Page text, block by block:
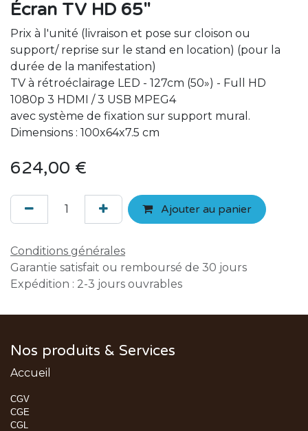
Écran TV HD 65"
Prix à l'unité (livraison et pose sur cloison ou
support/ reprise sur le stand en location) (pour la
durée de la manifestation)
TV à rétroéclairage LED - 127cm (50») - Full HD
1080p 3 HDMI / 3 USB MPEG4
avec système de fixation sur support mural.
Dimensions : 100x64x7.5 cm
624,00 €
Ajouter au panier
Conditions générales
Garantie satisfait ou remboursé de 30 jours
Expédition : 2-3 jours ouvrables
Nos produits & Services
Accueil
CGV
CGE
CGL